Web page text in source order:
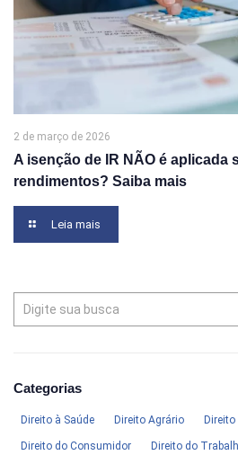
2 de março de 2026
A isenção de IR NÃO é aplicada
rendimentos? Saiba mais
Leia mais
Categorias
Direito à Saúde Direito Agrário Direito
Direito do Consumidor Direito do